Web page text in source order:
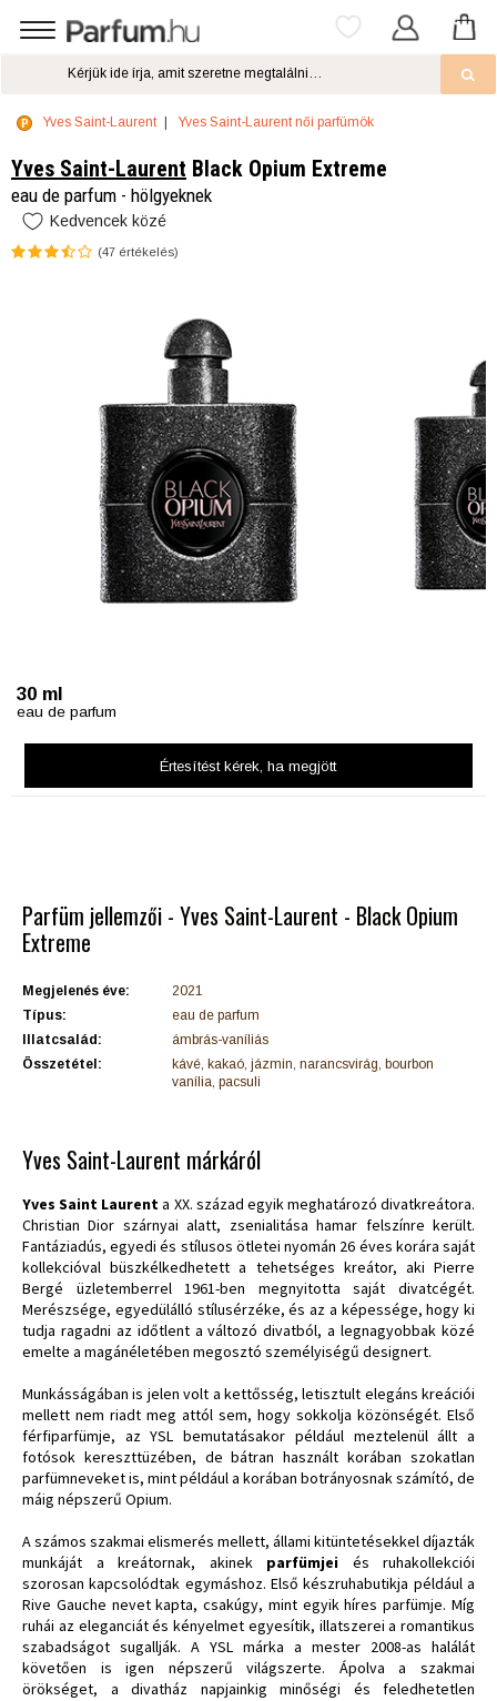
Yves Saint-Laurent Yves Saint-Laurent női parfümök
Yves Saint-Laurent Black Opium Extreme
eau de parfum - hölgyeknek
Kedvencek közé
(47 értékelés)
30 ml
eau de parfum
Értesítést kérek, ha megjött
Parfüm jellemzői - Yves Saint-Laurent - Black Opium
Extreme
Megjelenés éve:
2021
Típus:
eau de parfum
Illatcsalád:
ámbrás-vaníliás
Összetétel:
kávé, kakaó, jázmin, narancsvirág, bourbon
vanília, pacsuli
Yves Saint-Laurent márkáról
Yves Saint Laurenta XX. század egyik meghatározó divatkreátora.
Christian Dior szárnyai alatt, zsenialitása hamar felszínre került.
Fantáziadús, egyedi és stílusos ötletei nyomán 26 éves korára saját
kollekcióval büszkélkedhetett a tehetséges kreátor, aki Pierre
Bergé üzletemberrel 1961-ben megnyitotta saját divatcégét.
Merészsége, egyedülálló stílusérzéke, és az a képessége, hogy ki
tudja ragadni az időtlent a változó divatból, a legnagyobbak közé
emelte a magánéletében megosztó személyiségű designert.
Munkásságában is jelen volt a kettősség, letisztult elegáns kreációi
mellett nem riadt meg attól sem, hogy sokkolja közönségét. Első
férfiparfümje, az YSL bemutatásakor például meztelenül állt a
fotósok kereszttüzében, de bátran használt korában szokatlan
parfümneveket is, mint például a korában botrányosnak számító, de
máig népszerű Opium.
A számos szakmai elismerés mellett, állami kitüntetésekkel díjazták
munkáját a kreátornak, akinek parfümjei és ruhakollekciói
szorosan kapcsolódtak egymáshoz. Első készruhabutikja például a
Rive Gauche nevet kapta, csakúgy, mint egyik híres parfümje. Míg
ruhái az eleganciát és kényelmet egyesítik, illatszerei a romantikus
szabadságot sugallják. A YSL márka a mester 2008-as halálát
követően is igen népszerű világszerte. Ápolva a szakmai
örökséget, a divatház napjainkig minőségi és feledhetetlen